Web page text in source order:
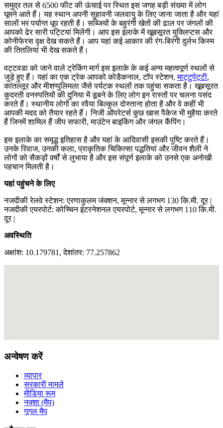
समुद्र तल से 6500 फीट की ऊंचाई पर स्थित इस जगह बड़ी संख्या में लोग
घूमने आते हैं। यह स्थान अपनी सुहावनी जलवायु के लिए जाना जाता है और यहां
सालों भर पर्याप्त धूप रहती है। सब्जियों के बहुरंगी खेतों की ढाल पर जंगलों की
आपको ढेर सारी पट्टियां मिलेंगी। आप इस इलाके में खूबसूरत युक्लिप्टस और
कोनीफेरस वृक्ष देख सकते हैं। आप यहां कई आकार की रंग-बिरंगी दुर्लभ किस्म
की तितलियां भी देख सकते हैं।
वट्टवडा को जाने वाले ट्रेकिंग मार्ग इस इलाके के कई अन्य महत्वपूर्ण स्थलों से
जुड़े हुए हैं। यहां का एक ट्रेक आपको कोडैकनाल, टॉप स्टेशन,माट्टुपेट्टी,
कांतल्लूर और मीशप्पुलिमला जैसे पर्यटक स्थलों तक पहुंचा सकता है। खूबसूरत
कुदरती वनस्पतियों की दुनिया में डूबने के लिए लोग इन रास्तों पर चलना पसंद
करते हैं। स्थानीय लोगों का रवैया बिल्कुल दोस्ताना होता है और वे कहीं भी
आपकी मदद को तैयार रहते हैं। निजी ऑपरेटर्स कुछ खास पैकेज भी मुहैया करते
हैं जिनमें शामिल हैं जीप सफारी, माउंटेन बाइकिंग और जंगल कैंपिंग।
इस इलाके का समृद्ध इतिहास है और यहां के आदिवासी इसकी पुष्टि करते हैं।
उनके रिवाज, उनकी कला, प्राकृतिक चिकित्सा पद्धतियां और जीवन शैली ने
लोगों को सैकड़ों वर्षों से लुभाया है और इस संपूर्ण इलाके को उनसे एक अनोखी
पहचान मिलती है।
यहां पहुंचने के लिए
नजदीकी रेलवे स्टेशन: एरणाकुलम जंक्शन, मून्नार से लगभग 130 कि.मी. दूर |
नजदीकी एयरपोर्ट: कोच्चिन इंटरनेशनल एयरपोर्ट, मून्नार से लगभग 110 कि.मी.
दूर |
अवस्थिति
अक्षांश: 10.179781, देशांतर: 77.257862
अन्वेषण करें
व्यापार
सरकारी मामले
मीडिया रूम
नक्शा (मैप)
गूगल मैप